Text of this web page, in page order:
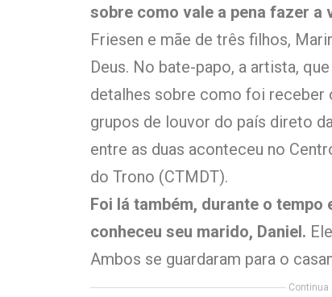
sobre como vale a pena fazer a
Friesen e mãe de três filhos,
Deus. No bate-papo, a artista,
detalhes sobre como foi receber
grupos de louvor do país direto
entre as duas aconteceu no
do Trono (CTMDT).
Foi lá também, durante o tempo
conheceu seu marido, Daniel.
Ambos se guardaram para o
Continua